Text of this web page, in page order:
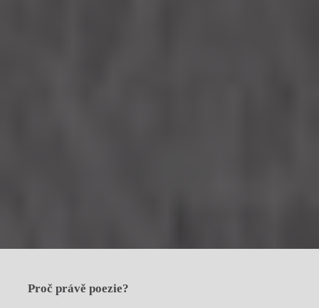
Proč právě poezie?